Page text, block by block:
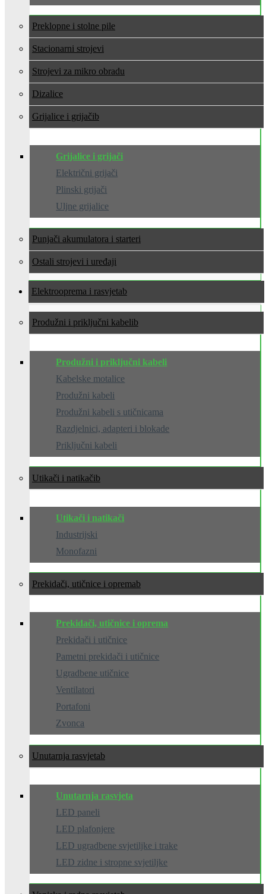
Preklopne i stolne pile
Stacionarni strojevi
Strojevi za mikro obradu
Dizalice
Grijalice i grijači
Grijalice i grijači
Električni grijači
Plinski grijači
Uljne grijalice
Punjači akumulatora i starteri
Ostali strojevi i uređaji
Elektrooprema i rasvjeta
Produžni i priključni kabeli
Produžni i priključni kabeli
Kabelske motalice
Produžni kabeli
Produžni kabeli s utičnicama
Razdjelnici, adapteri i blokade
Priključni kabeli
Utikači i natikači
Utikači i natikači
Industrijski
Monofazni
Prekidači, utičnice i oprema
Prekidači, utičnice i oprema
Prekidači i utičnice
Pametni prekidači i utičnice
Ugradbene utičnice
Ventilatori
Portafoni
Zvonca
Unutarnja rasvjeta
Unutarnja rasvjeta
LED paneli
LED plafonjere
LED ugradbene svjetiljke i trake
LED zidne i stropne svjetiljke